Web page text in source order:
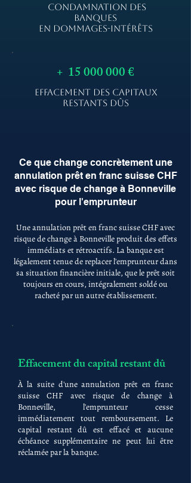
CONDAMNATION DES
BANQUES
EN DOMMAGES-INTÉRÊTS
+ 15 000 000€
EFFACEMENT DES CAPITAUX
RESTANTS DÛS
Ce que change concrètement une
annulation prêt en franc suisse CHF
avec risque de change à Bonneville
pour l'emprunteur
Une annulation prêt en franc suisse CHF avec
risque de change à Bonneville produit des effets
immédiats et rétroactifs. La banque est
légalement tenue de replacer l'emprunteur dans
sa situation financière initiale, que le prêt soit
toujours en cours, intégralement soldé ou
racheté par un autre établissement.
Effacement du capital restant dû
À la suite d'une annulation prêt en franc
suisse CHF avec risque de change à
Bonneville, l'emprunteur cesse
immédiatement tout remboursement. Le
capital restant dû est effacé et aucune
échéance supplémentaire ne peut lui être
réclamée par la banque.